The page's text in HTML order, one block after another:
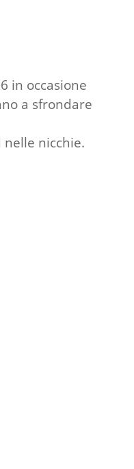
in occasione
a sfrondare
nelle nicchie.